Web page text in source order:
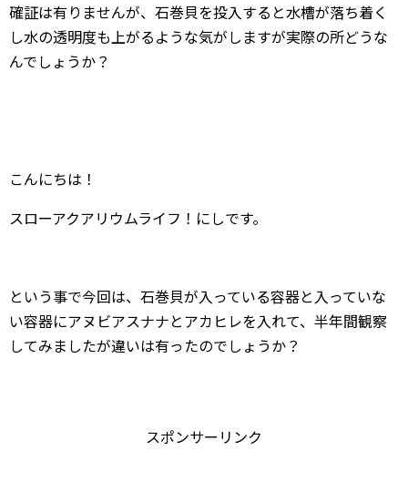
確証は有りませんが、石巻貝を投入すると水槽が落ち着く
し水の透明度も上がるような気がしますが実際の所どうな
んでしょうか？
こんにちは！
スローアクアリウムライフ！にしです。
という事で今回は、石巻貝が入っている容器と入っていな
い容器にアヌビアスナナとアカヒレを入れて、半年間観察
してみましたが違いは有ったのでしょうか？
スポンサーリンク